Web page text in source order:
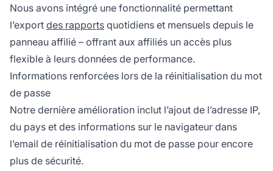
Nous avons intégré une fonctionnalité permettant
l’export des rapports quotidiens et mensuels depuis le
panneau affilié – offrant aux affiliés un accès plus
flexible à leurs données de performance.
Informations renforcées lors de la réinitialisation du mot
de passe
Notre dernière amélioration inclut l’ajout de l’adresse IP,
du pays et des informations sur le navigateur dans
l’email de réinitialisation du mot de passe pour encore
plus de sécurité.